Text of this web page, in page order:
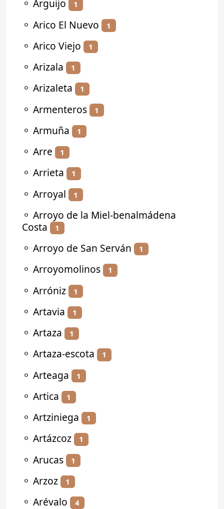
⚬ Arguijo 1
⚬ Arico El Nuevo 1
⚬ Arico Viejo 1
⚬ Arizala 1
⚬ Arizaleta 1
⚬ Armenteros 1
⚬ Armuña 1
⚬ Arre 1
⚬ Arrieta 1
⚬ Arroyal 1
⚬ Arroyo de la Miel-benalmádena
Costa
1
⚬ Arroyo de San Serván 1
⚬ Arroyomolinos 1
⚬ Arróniz 1
⚬ Artavia 1
⚬ Artaza 1
⚬ Artaza-escota 1
⚬ Arteaga 1
⚬ Artica 1
⚬ Artziniega 1
⚬ Artázcoz 1
⚬ Arucas 1
⚬ Arzoz 1
⚬ Arévalo 4